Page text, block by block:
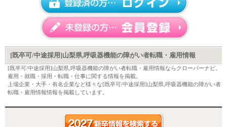
[既卒可/中途採用]山梨県,呼吸器機能の障がい者転職・雇用情報
[既卒可/中途採用]山梨県,呼吸器機能の障がい者転職・雇用情報ならクローバーナビ。
雇用・就職・採用・転職・仕事に関する情報を掲載。
上場企業・大手・有名企業など様々な[既卒可/中途採用]山梨県,呼吸器機能の障がい者
転職・雇用情報情報を掲載しています。